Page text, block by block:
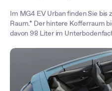
Im MG4 EV Urban finden Sie bis
Raum.* Der hintere Kofferraum
davon 98 Liter im